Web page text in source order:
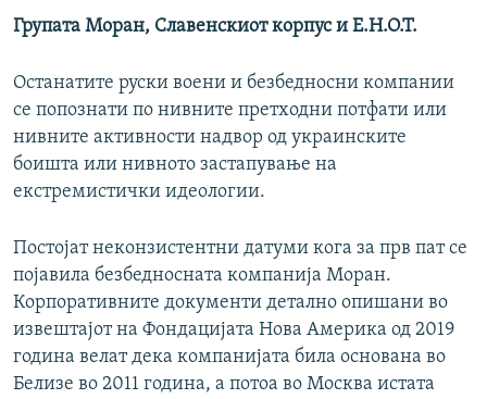
Групата Моран, Славенскиот корпус и Е.Н.О.Т.
Останатите руски воени и безбедносни компании
се попознати по нивните претходни потфати или
нивните активности надвор од украинските
боишта или нивното застапување на
екстремистички идеологии.
Постојат неконзистентни датуми кога за прв пат се
појавила безбедносната компанија Моран.
Корпоративните документи детално опишани во
извештајот на Фондацијата Нова Америка од 2019
година велат дека компанијата била основана во
Белизе во 2011 година, а потоа во Москва истата